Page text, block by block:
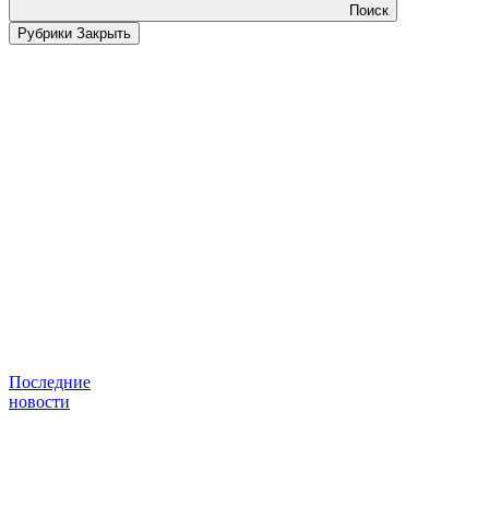
Поиск
Рубрики Закрыть
Последние
новости